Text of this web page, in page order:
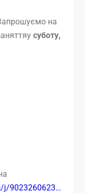
на
суботу,
j/9023260623…